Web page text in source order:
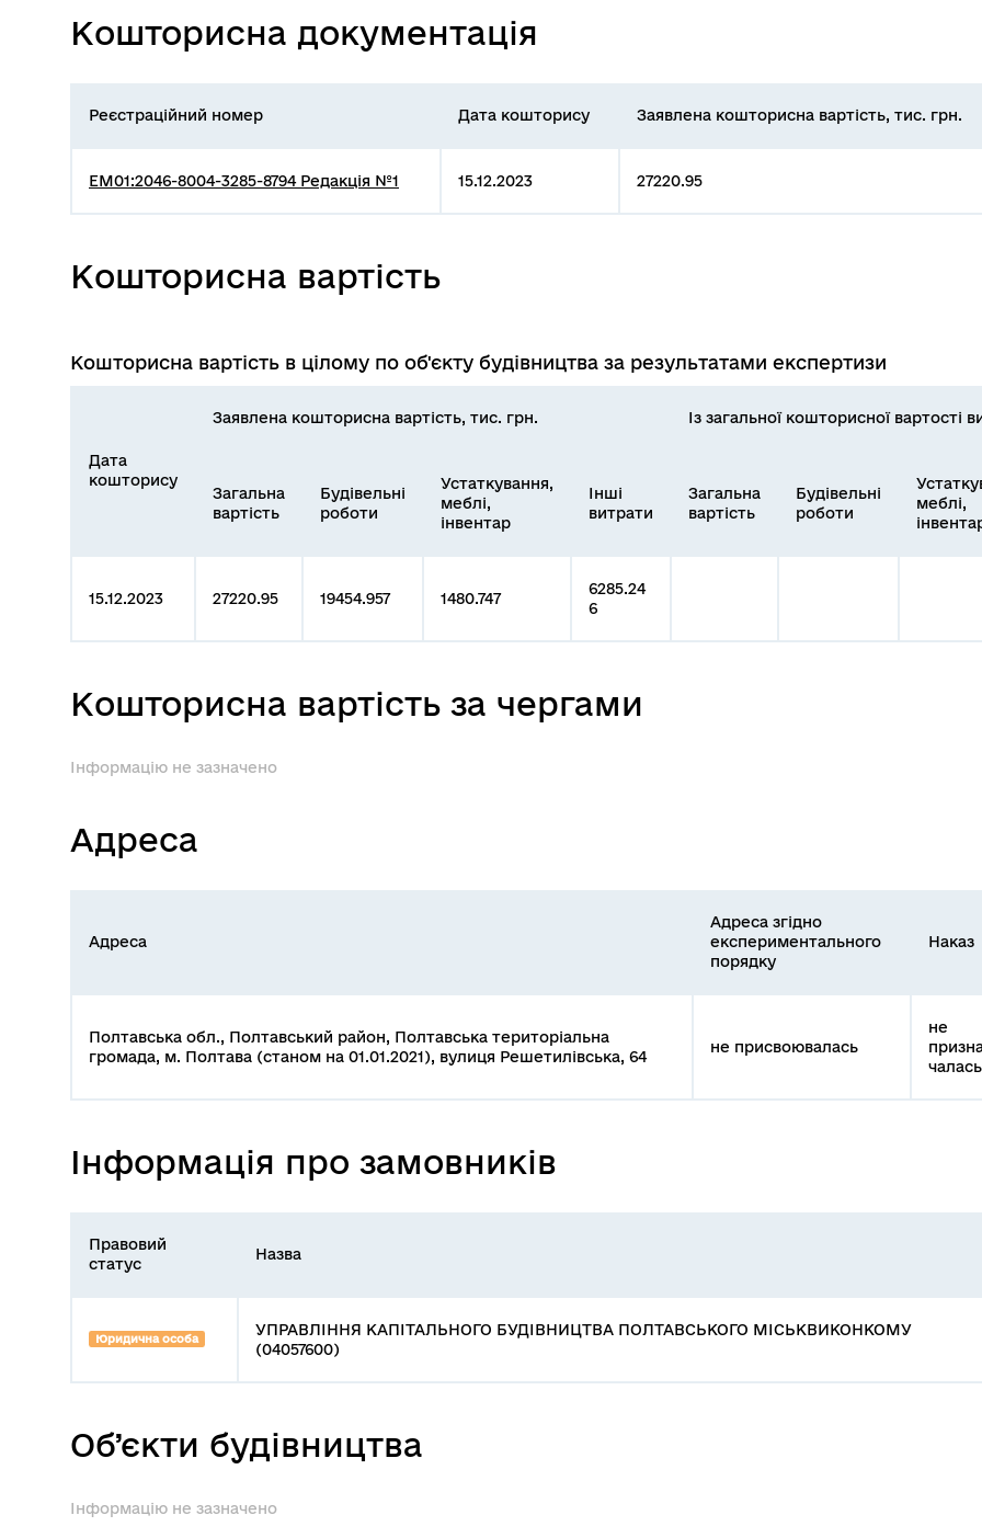
Кошторисна документація
Реєстраційний номер Дата кошторису Заявлена кошторисна вартість, тис. грн.
EM01:2046-8004-3285-8794 Редакція №1 15.12.2023 27220.95
Кошторисна вартість
Кошторисна вартість в цілому по об'єкту будівництва за результатами експертизи
Дата
кошторису
Заявлена кошторисна вартість, тис. грн. Із загальної кошторисної вартості
Загальна
вартість
Будівельні
роботи
Устаткування,
меблі,
інвентар
Інші
витрати
Загальна
вартість
Будівельні
роботи
меблі,
15.12.2023 27220.95 19454.957 1480.747
6285.24
6
Кошторисна вартість за чергами
Інформацію не зазначено
Адреса
Адреса
Адреса згідно
експериментального
порядку
Наказ
Полтавська обл., Полтавський район, Полтавська територіальна
громада, м. Полтава (станом на 01.01.2021), вулиця Решетилівська, 64
не присвоювалась
не
чалась
Інформація про замовників
Правовий
статус
Назва
Юридична особа
УПРАВЛІННЯ КАПІТАЛЬНОГО БУДІВНИЦТВА ПОЛТАВСЬКОГО МІСЬКВИКОНКОМУ
(04057600)
Об’єкти будівництва
Інформацію не зазначено